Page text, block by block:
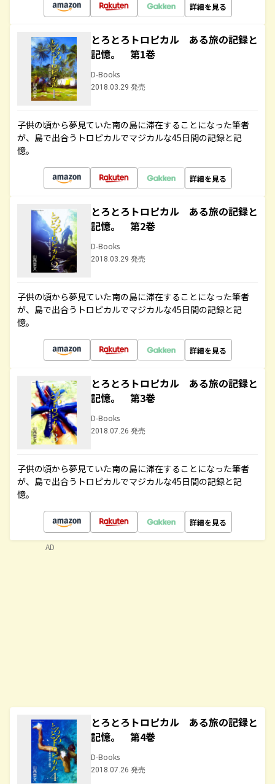
詳細を見る
とろとろトロピカル ある旅の記録と
記憶。 第1巻
D-Books
2018.03.29 発売
子供の頃から夢見ていた南の島に滞在することになった筆者
が、島で出合うトロピカルでマジカルな45日間の記録と記
憶。
詳細を見る
とろとろトロピカル ある旅の記録と
記憶。 第2巻
D-Books
2018.03.29 発売
子供の頃から夢見ていた南の島に滞在することになった筆者
が、島で出合うトロピカルでマジカルな45日間の記録と記
憶。
詳細を見る
とろとろトロピカル ある旅の記録と
記憶。 第3巻
D-Books
2018.07.26 発売
子供の頃から夢見ていた南の島に滞在することになった筆者
が、島で出合うトロピカルでマジカルな45日間の記録と記
憶。
詳細を見る
とろとろトロピカル ある旅の記録と
記憶。 第4巻
D-Books
2018.07.26 発売
AD